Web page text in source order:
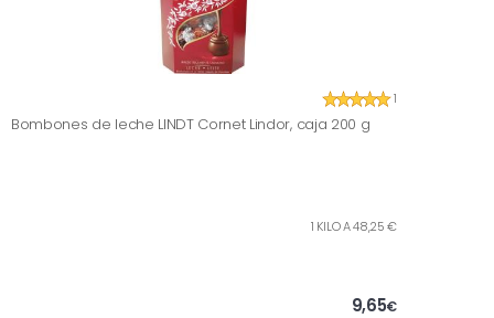
1
Bombones de leche LINDT Cornet Lindor, caja 200 g
1 KILO A 48,25 €
9,65€